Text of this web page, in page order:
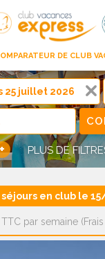
DE CLUB
+ PLUS DE
séjours en club le
TTC par semaine